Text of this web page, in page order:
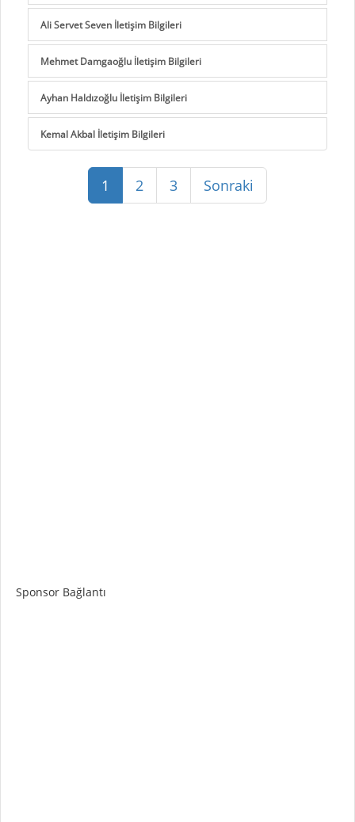
Ali Servet Seven İletişim Bilgileri
Mehmet Damgaoğlu İletişim Bilgileri
Ayhan Haldızoğlu İletişim Bilgileri
Kemal Akbal İletişim Bilgileri
1 2 3 Sonraki
Sponsor Bağlantı